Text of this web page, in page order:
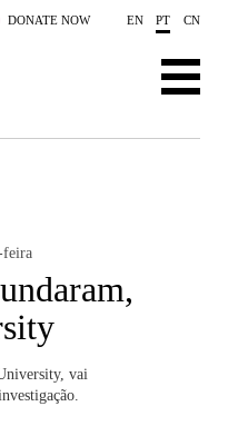
DONATE NOW EN PT CN
feira
vai